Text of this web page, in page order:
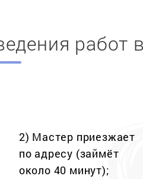
работ
2) Мастер приезжает
по адресу (займёт
около 40 минут);